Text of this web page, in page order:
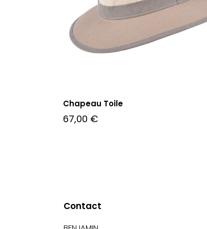
Chapeau Toile
67,00 €
Contact